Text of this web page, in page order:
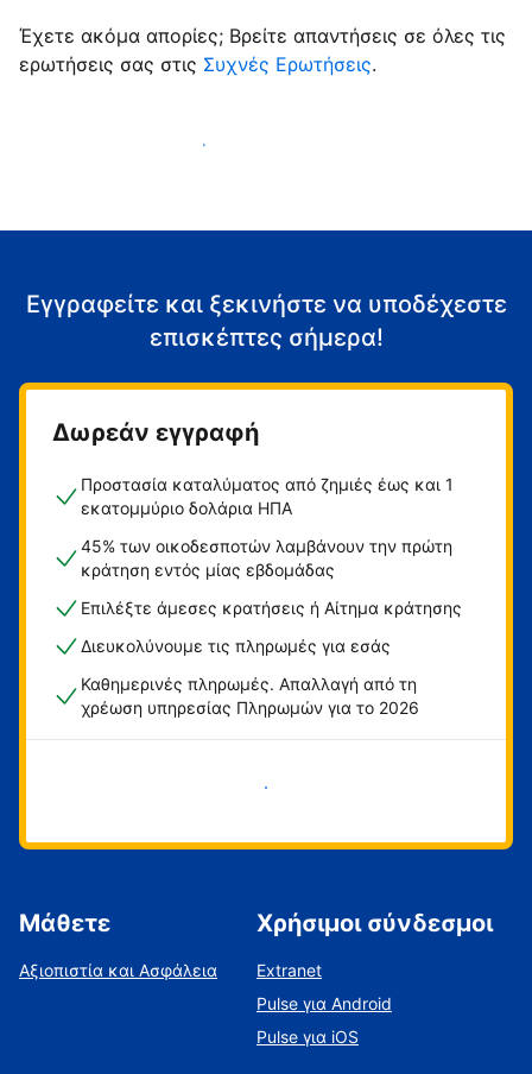
Έχετε ακόμα απορίες; Βρείτε απαντήσεις σε όλες τις
ερωτήσεις σας στις Συχνές Ερωτήσεις.
Αρχίστε να υποδέχεστε επισκέπτες
Εγγραφείτε και ξεκινήστε να υποδέχεστε
επισκέπτες σήμερα!
Δωρεάν εγγραφή
Προστασία καταλύματος από ζημιές έως και 1
εκατομμύριο δολάρια ΗΠΑ
45% των οικοδεσποτών λαμβάνουν την πρώτη
κράτηση εντός μίας εβδομάδας
Επιλέξτε άμεσες κρατήσεις ή Αίτημα κράτησης
Διευκολύνουμε τις πληρωμές για εσάς
Καθημερινές πληρωμές. Απαλλαγή από τη
χρέωση υπηρεσίας Πληρωμών για το 2026
Ξεκινήστε τώρα
Μάθετε
Αξιοπιστία και Ασφάλεια
Χρήσιμοι σύνδεσμοι
Extranet
Pulse για Android
Pulse για iOS